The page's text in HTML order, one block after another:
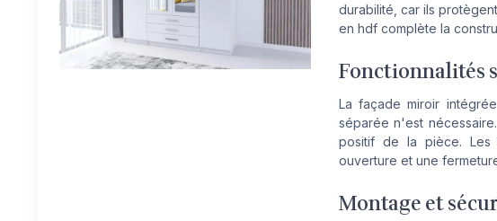
durabilité, car ils
en hdf complète la
Fonctionnalités
La façade miroir
séparée n'est
positif de la pièce. Les
ouverture et une
Montage et